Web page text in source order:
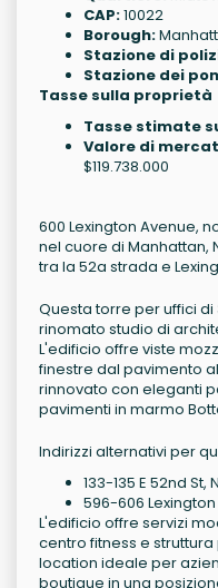
CAP:10022
Borough:
Stazione di
Stazione dei
Tasse sulla proprietà
Tasse stimate
Valore di
$119.738.000
600 Lexington Avenue,
nel cuore di Manhattan,
tra la 52a strada e
Questa torre per uffici
rinomato studio di
L'edificio offre viste
finestre dal pavimento
rinnovato con eleganti
pavimenti in marmo
Indirizzi alternativi per
133-135 E 52nd St,
596-606 Lexington
L'edificio offre servizi
centro fitness e
location ideale per
boutique in una